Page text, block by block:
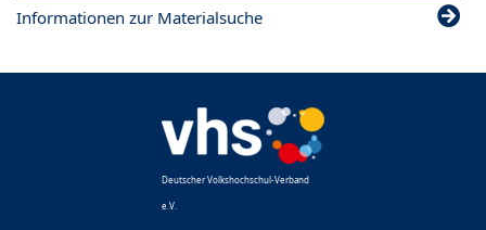
Informationen zur Materialsuche
Deutscher Volkshochschul-Verband
e.V.